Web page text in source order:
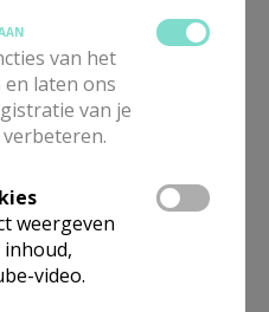
pastorale-
artikel/ ‘t-feest-want-
pastorale-
federatie-
vorms...
van het
laten ons
van je
weergeven
video.